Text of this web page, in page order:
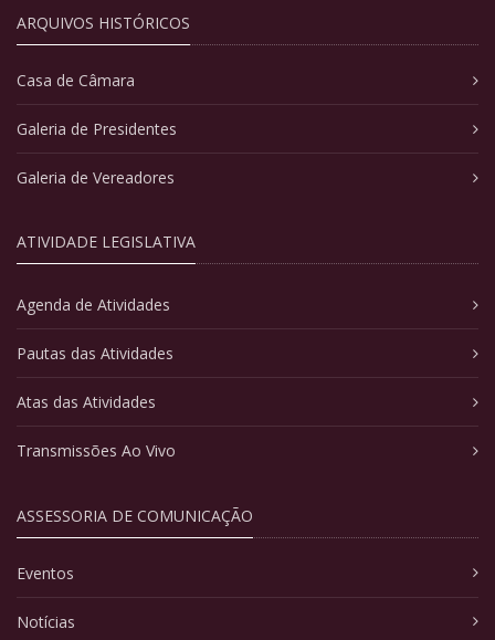
ARQUIVOS HISTÓRICOS
Casa de Câmara
Galeria de Presidentes
Galeria de Vereadores
ATIVIDADE LEGISLATIVA
Agenda de Atividades
Pautas das Atividades
Atas das Atividades
Transmissões Ao Vivo
ASSESSORIA DE COMUNICAÇÃO
Eventos
Notícias